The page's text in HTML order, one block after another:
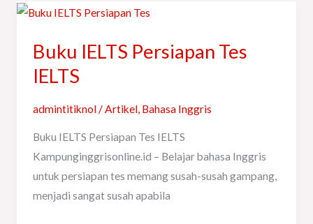
Buku IELTS Persiapan Tes
IELTS
admintitiknol/Artikel, Bahasa Inggris
Buku IELTS Persiapan Tes IELTS
Kampunginggrisonline.id – Belajar bahasa Inggris
untuk persiapan tes memang susah-susah gampang,
menjadi sangat susah apabila
Buku
Persiapan
Tes